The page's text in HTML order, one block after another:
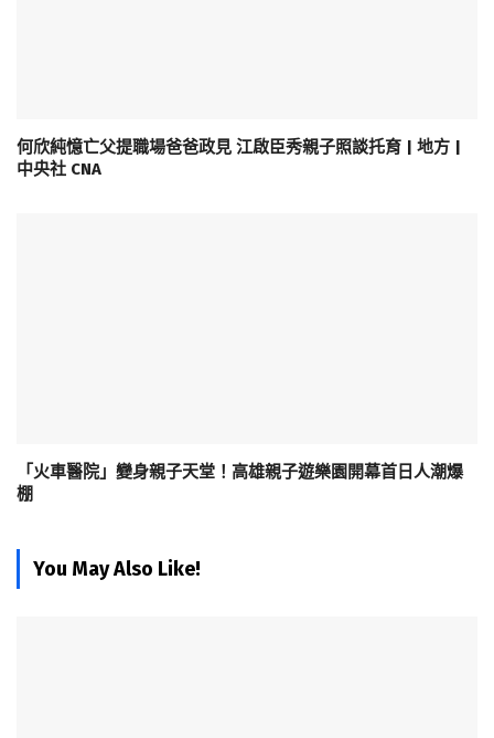
何欣純憶亡父提職場爸爸政見 江啟臣秀親子照談托育 | 地方 |
中央社 CNA
「火車醫院」變身親子天堂！高雄親子遊樂園開幕首日人潮爆
棚
You May Also Like!